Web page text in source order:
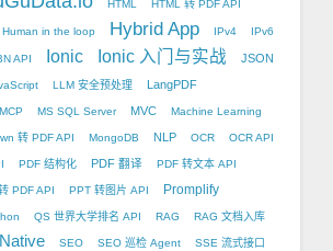
HTML HTML 转 PDF API
Human in the loop Hybrid App IPv4 IPv6
API Ionic Ionic 入门与实战 JSON
LLM 安全预处理 LangPDF
MCP MS SQL Server MVC Machine Learning
转 PDF API MongoDB NLP OCR OCR API
PDF 结构化 PDF 翻译 PDF 转文本 API
PDF API PPT 转图片 API
Promplify
QS 世界大学排名 API RAG RAG 文档入库
SEO SEO 巡检 Agent SSE 流式接口